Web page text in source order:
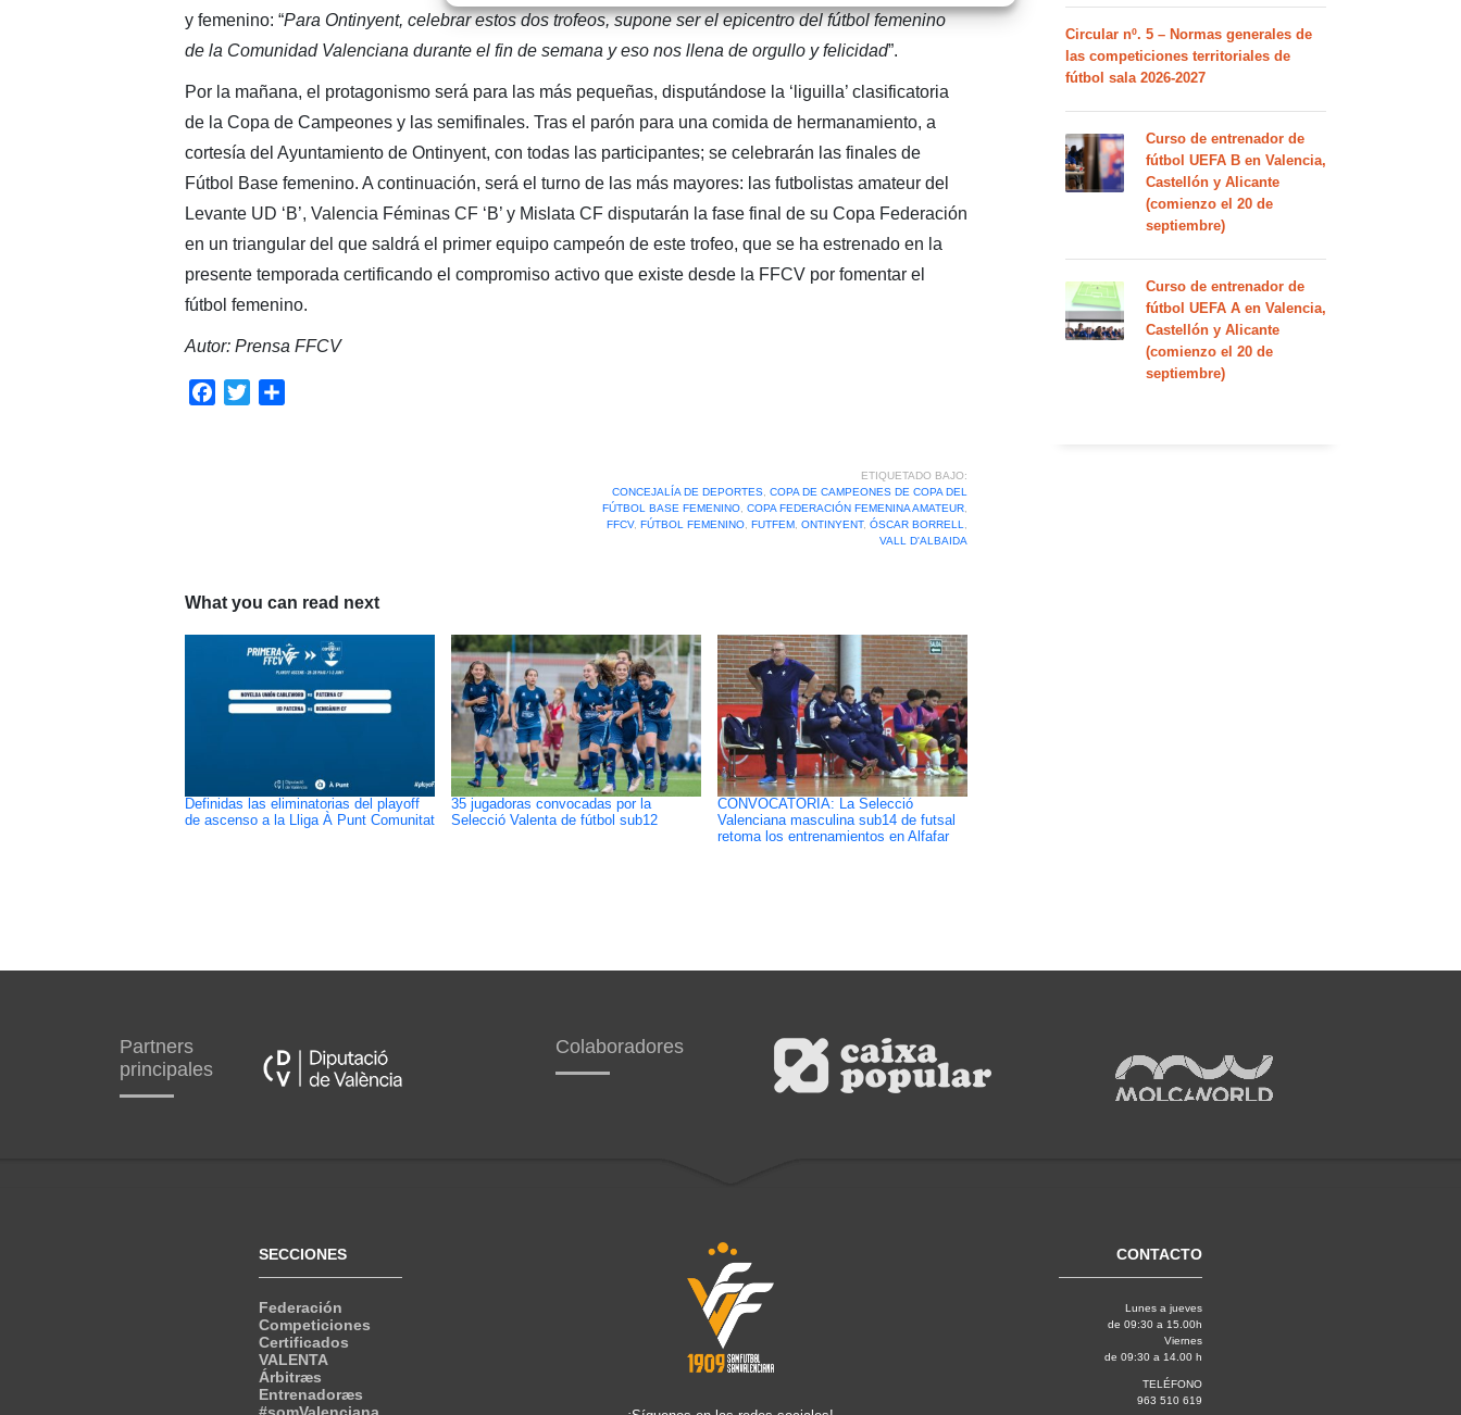
y femenino: “Para Ontinyent, celebrar estos dos trofeos, supone ser el epicentro del fútbol femenino
de la Comunidad Valenciana durante el fin de semana y eso nos llena de orgullo y felicidad”.
Por la mañana, el protagonismo será para las más pequeñas, disputándose la ‘liguilla’ clasificatoria
de la Copa de Campeones y las semifinales. Tras el parón para una comida de hermanamiento, a
cortesía del Ayuntamiento de Ontinyent, con todas las participantes; se celebrarán las finales de
Fútbol Base femenino. A continuación, será el turno de las más mayores: las futbolistas amateur del
Levante UD ‘B’, Valencia Féminas CF ‘B’ y Mislata CF disputarán la fase final de su Copa Federación
en un triangular del que saldrá el primer equipo campeón de este trofeo, que se ha estrenado en la
presente temporada certificando el compromiso activo que existe desde la FFCV por fomentar el
fútbol femenino.
Autor: Prensa FFCV
Facebook
Twitter
ETIQUETADO BAJO:
CONCEJALÍA DE DEPORTES, COPA DE CAMPEONES DE COPA DEL
FÚTBOL BASE FEMENINO, COPA FEDERACIÓN FEMENINA AMATEUR,
FFCV, FÚTBOL FEMENINO, FUTFEM, ONTINYENT, ÓSCAR BORRELL
VALL D'ALBAIDA
What you can read next
Definidas las eliminatorias del playoff
de ascenso a la Lliga À Punt Comunitat
35 jugadoras convocadas por la
Selecció Valenta de fútbol sub12
CONVOCATORIA: La Selecció
Valenciana masculina sub14 de futsal
retoma los entrenamientos en Alfafar
Circular nº. 5 – Normas generales de
las competiciones territoriales de
fútbol sala 2026-2027
Curso de entrenador de
fútbol UEFA B en Valencia,
Castellón y Alicante
(comienzo el 20 de
septiembre)
Curso de entrenador de
fútbol UEFA A en Valencia,
Castellón y Alicante
(comienzo el 20 de
septiembre)
Partners
principales
Colaboradores
SECCIONES
Federación
Competiciones
Certificados
VALENTA
Árbitræs
Entrenadoræs
CONTACTO
Lunes a jueves
de 09:30 a 15.00h
Viernes
de 09:30 a 14.00 h
TELÉFONO
963 510 619